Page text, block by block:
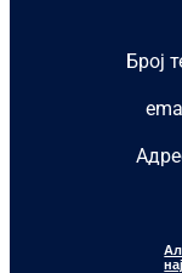
Број